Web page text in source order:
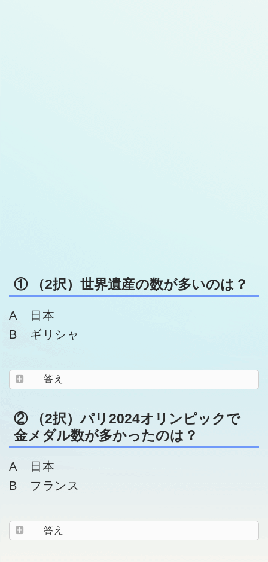
① （2択）世界遺産の数が多いのは？
A 日本
B ギリシャ
答え
② （2択）パリ2024オリンピックで
金メダル数が多かったのは？
A 日本
B フランス
答え